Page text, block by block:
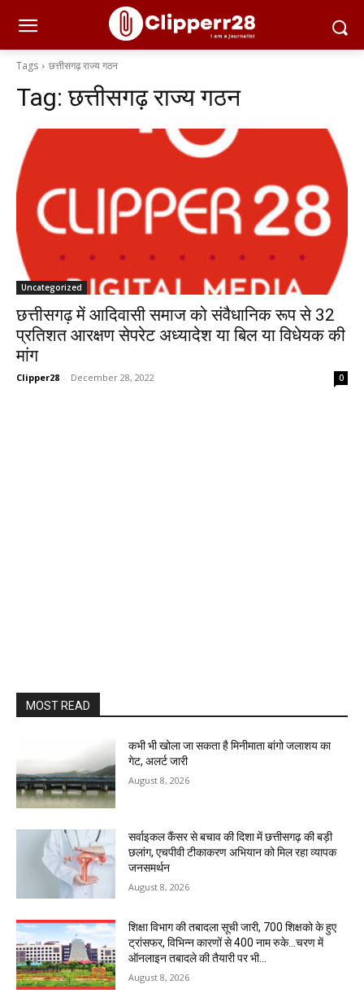
Tags छत्तीसगढ़ राज्य गठन
Tag:छत्तीसगढ़ राज्य गठन
Uncategorized
छत्तीसगढ़ में आदिवासी समाज को संवैधानिक रूप से 32
प्रतिशत आरक्षण सेपरेट अध्यादेश या बिल या विधेयक की
मांग
Clipper28 - December 28, 2022 0
MOST READ
कभी भी खोला जा सकता है मिनीमाता बांगो जलाशय का
गेट, अलर्ट जारी
August 8, 2026
सर्वाइकल कैंसर से बचाव की दिशा में छत्तीसगढ़ की बड़ी
छलांग, एचपीवी टीकाकरण अभियान को मिल रहा व्यापक
जनसमर्थन
August 8, 2026
शिक्षा विभाग की तबादला सूची जारी, 700 शिक्षको के हुए
ट्रांसफर, विभिन्न कारणों से 400 नाम रुके…चरण में
ऑनलाइन तबादले की तैयारी पर भी...
August 8, 2026